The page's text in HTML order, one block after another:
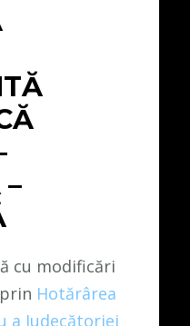
cu modificări
Hotărârea
a Judecătoriei